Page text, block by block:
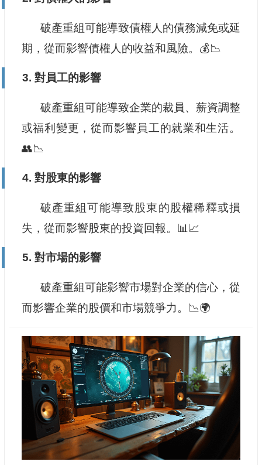
破產重組可能導致債權人的債務減免或延
期，從而影響債權人的收益和風險。💰📉
3. 對員工的影響
破產重組可能導致企業的裁員、薪資調整
或福利變更，從而影響員工的就業和生活。
👥📉
4. 對股東的影響
破產重組可能導致股東的股權稀釋或損
失，從而影響股東的投資回報。📊📈
5. 對市場的影響
破產重組可能影響市場對企業的信心，從
而影響企業的股價和市場競爭力。📉🌍